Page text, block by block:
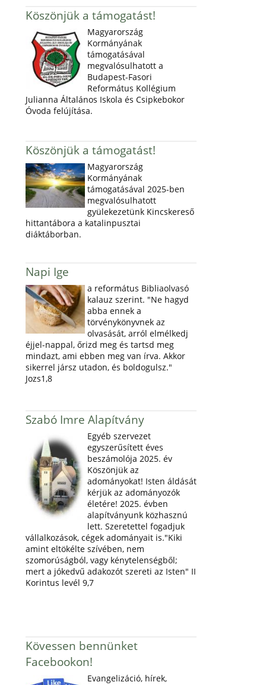
Köszönjük a támogatást!
Magyarország
Kormányának
támogatásával
megvalósulhatott a
Budapest-Fasori
Református Kollégium
Julianna Általános Iskola és Csipkebokor
Óvoda felújítása.
Köszönjük a támogatást!
Magyarország
Kormányának
támogatásával 2025-ben
megvalósulhatott
gyülekezetünk Kincskereső
hittantábora a katalinpusztai
diáktáborban.
Napi Ige
a református Bibliaolvasó
kalauz szerint. "Ne hagyd
abba ennek a
törvénykönyvnek az
olvasását, arról elmélkedj
éjjel-nappal, őrizd meg és tartsd meg
mindazt, ami ebben meg van írva. Akkor
sikerrel jársz utadon, és boldogulsz."
Jozs1,8
Szabó Imre Alapítvány
Egyéb szervezet
egyszerűsített éves
beszámolója 2025. év
Köszönjük az
adományokat! Isten áldását
kérjük az adományozók
életére! 2025. évben
alapítványunk közhasznú
lett. Szeretettel fogadjuk
vállalkozások, cégek adományait is."Kiki
amint eltökélte szívében, nem
szomorúságból, vagy kénytelenségből;
mert a jókedvű adakozót szereti az Isten" II
Korintus levél 9,7
Kövessen bennünket
Facebookon!
Evangelizáció, hírek,